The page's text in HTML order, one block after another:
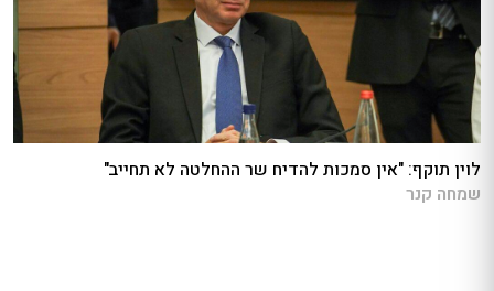
לוין תוקף: "אין סמכות להדיח שר ההחלטה לא תחייב"
שמחה קנר